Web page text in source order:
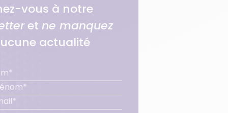
vous à notre
et ne manquez
actualité